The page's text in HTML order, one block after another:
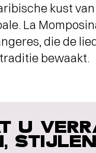
kust
La
die de
bewaakt.
U